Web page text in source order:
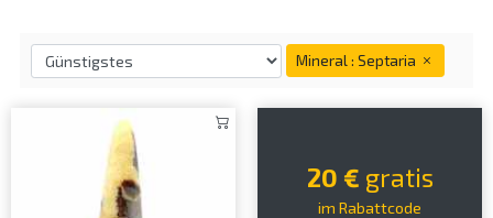
Mineral : Septaria
20 € gratis
im Rabattcode